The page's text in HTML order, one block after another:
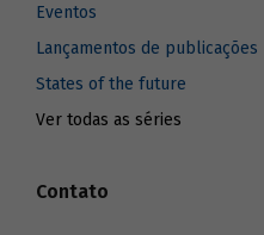
Eventos
Lançamentos de publicações
States of the future
Ver todas as séries
Contato